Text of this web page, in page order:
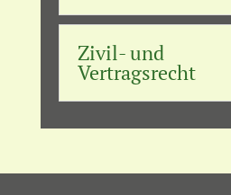
Zivil- und
Vertragsrecht